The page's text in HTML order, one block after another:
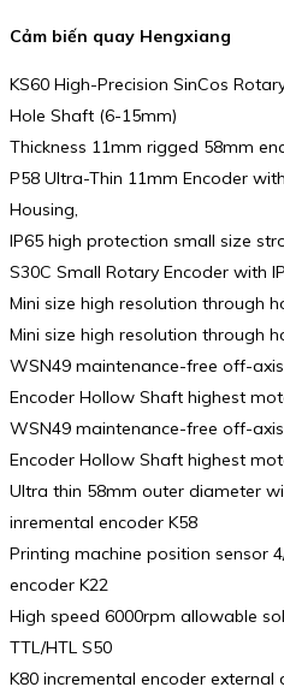
Cảm biến quay Hengxiang
KS60 High-Precision SinCos
Hole Shaft (6-15mm)
Thickness 11mm rigged 58mm
P58 Ultra-Thin 11mm Encoder
Housing,
IP65 high protection small size
S30C Small Rotary Encoder with
Mini size high resolution through
Mini size high resolution through
WSN49 maintenance-free off-
Encoder Hollow Shaft highest
WSN49 maintenance-free off-
Encoder Hollow Shaft highest
Ultra thin 58mm outer diameter
inremental encoder K58
Printing machine position sensor
encoder K22
High speed 6000rpm allowable
TTL/HTL S50
K80 incremental encoder external